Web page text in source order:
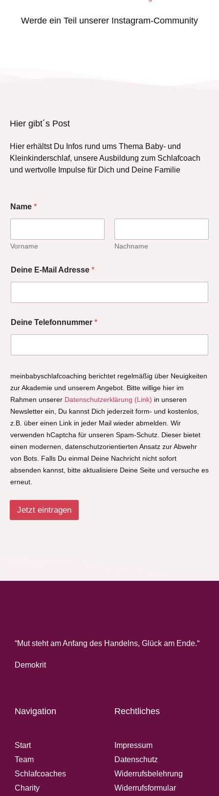
Werde ein Teil unserer Instagram-Community
Hier gibt´s Post
Hier erhältst Du Infos rund ums Thema Baby- und
Kleinkinderschlaf, unsere Ausbildung zum Schlafcoach
und wertvolle Impulse für Dich und Deine Familie
Name *
Vorname Nachname
Deine E-Mail Adresse *
Deine Telefonnummer *
meinbabyschlafcoaching berichtet regelmäßig über Neuigkeiten
zur Akademie und unserem Angebot. Bitte willige hier im
Rahmen unserer Datenschutzerklärung (Link) in unseren
Newsletter ein, Du kannst Dich jederzeit form- und kostenlos,
z.B. über einen Link in jeder Mail wieder abmelden. Wir
verwenden hCaptcha für unseren Spam-Schutz. Dieser bietet
einen modernen, datenschutzorientierten Ansatz zur Abwehr
von Bots. Falls Du einmal Deine Nachricht nicht sofort
absenden kannst, bitte aktualisiere Deine Seite und versuche es
erneut.
Jetzt eintragen
“Mut steht am Anfang des Handelns, Glück am Ende.“
Demokrit
Navigation
Start
Team
Schlafcoaches
Charity
Rechtliches
Impressum
Datenschutz
Widerrufsbelehrung
Widerrufsformular